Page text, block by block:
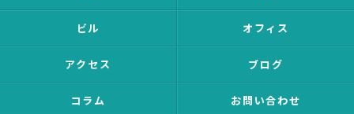
ビル オフィス
アクセス ブログ
コラム お問い合わせ